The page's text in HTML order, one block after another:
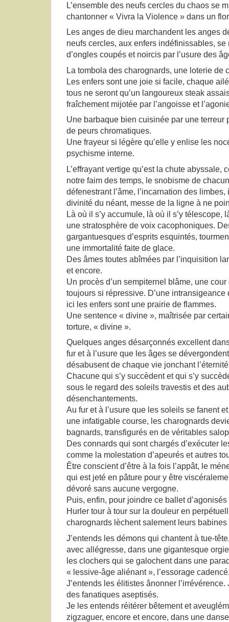
L’ensemble des neufs cercles du chaos se
chantonner « Vivra la Violence » dans un
Les anges de dieu marchandent les anges
neufs cercles, aux enfers indéfinissables,
d’ongles coupés et noircis par l’usure des
La tombola des charognards, une loterie de
Les enfers sont une joie si facile, chaque
tous ne seront qu’un langoureux steak
fraîchement mijotée par l’angoisse et
Une barbaque bien cuisinée par une terreur
de peurs chromatiques.
Une frayeur si légère qu’elle y enlise les
psychisme interne.
L’effrayant vertige qu’est la chute abyssale,
notre faim des temps, le snobisme de
défenestrant l’âme, l’incarnation des
divinité du néant, messe de la ligne à ne
Là où il s’y accumule, là où il s’y télescope,
une stratosphère de voix cacophoniques.
gargantuesques d’esprits esquintés,
une immortalité faite de glace.
Des âmes toutes abîmées par l’inquisition
et encore.
Un procès d’un sempiternel blâme, une
toujours si répressive. D’une intransigeance
ici les enfers sont une prairie de flammes.
Une sentence « divine », maîtrisée par
torture, « divine ».
Quelques anges désarçonnés excellent
fur et à l’usure que les âges se
désabusent de chaque vie jonchant
Chacune qui s’y succèdent et qui s’y
sous le regard des soleils travestis et des
désenchantements.
Au fur et à l’usure que les soleils se fanent
une infatigable course, les charognards
bagnards, transfigurés en de véritables
Des connards qui sont chargés d’exécuter
comme la molestation d’apeurés et autres
Être conscient d’être à la fois l’appât, le
qui est jeté en pâture pour y être
dévoré sans aucune vergogne.
Puis, enfin, pour joindre ce ballet
Hurler tour à tour sur la douleur en
charognards lèchent salement leurs babines
J’entends les démons qui chantent à tue-
avec allégresse, dans une gigantesque
les clochers qui se galochent dans une
« lessive-âge aliénant », l’essorage
J’entends les élitistes ânonner
des fanatiques aseptisés.
Je les entends réitérer bêtement et
zigzaguer, encore et encore, dans une